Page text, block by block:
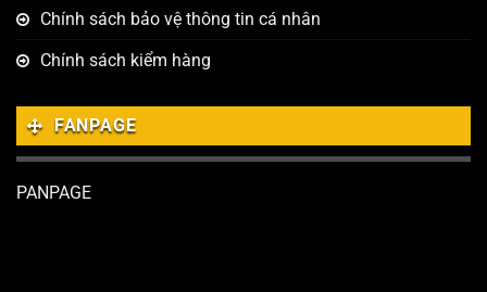
Chính sách bảo vệ thông tin cá nhân
Chính sách kiểm hàng
FANPAGE
PANPAGE